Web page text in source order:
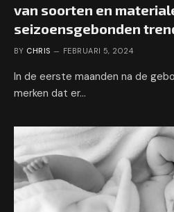
van soorten en
seizoensgebonden
BY CHRIS FEBRUARI 5, 2024
In de eerste maanden na de
merken dat er…